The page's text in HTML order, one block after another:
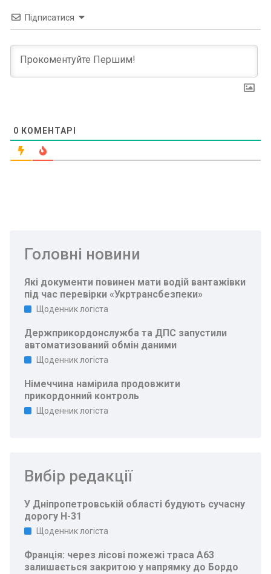
Підписатися
0 КОМЕНТАРІ
Головні новини
Які документи повинен мати водій вантажівки
під час перевірки «Укртрансбезпеки»
Щоденник логіста
Держприкордонслужба та ДПС запустили
автоматизований обмін даними
Щоденник логіста
Німеччина намірила продовжити
прикордонний контроль
Щоденник логіста
Вибір редакції
У Дніпропетровській області будують сучасну
дорогу Н-31
Щоденник логіста
Франція: через лісові пожежі траса A63
залишається закритою у напрямку до Бордо